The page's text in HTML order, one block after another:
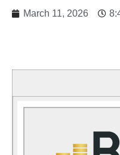
March 11, 2026